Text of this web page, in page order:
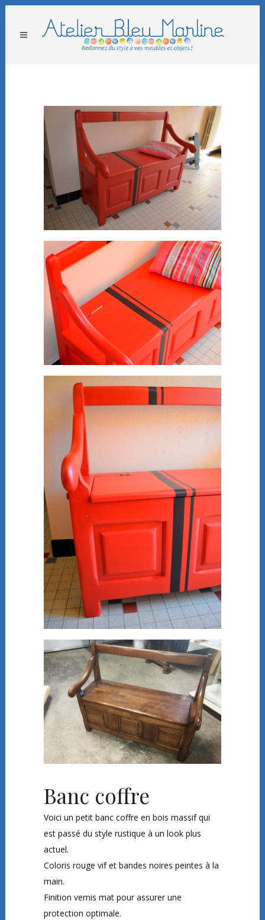
Banc coffre
Voici un petit banc coffre en bois massif qui
est passé du style rustique à un look plus
actuel.
Coloris rouge vif et bandes noires peintes à la
main.
Finition vernis mat pour assurer une
protection optimale.